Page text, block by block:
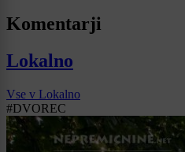
Komentarji
Lokalno
Vse v Lokalno
#DVOREC